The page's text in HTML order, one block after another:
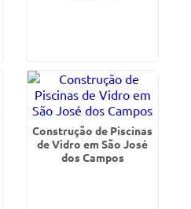
Construção de Piscinas
de Vidro em São José
dos Campos